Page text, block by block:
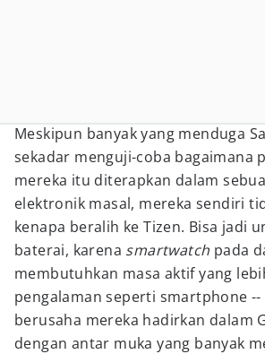
Meskipun banyak yang menduga
sekadar menguji-coba bagaimana
mereka itu diterapkan dalam
elektronik masal, mereka sendiri
kenapa beralih ke Tizen. Bisa jadi
baterai, karena smartwatch pada
membutuhkan masa aktif yang
pengalaman seperti smartphone
berusaha mereka hadirkan dalam
dengan antar muka yang banyak